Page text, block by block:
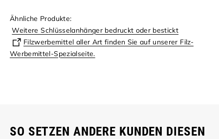
Ähnliche Produkte:
Weitere Schlüsselanhänger bedruckt oder bestickt
Filzwerbemittel aller Art finden Sie auf unserer Filz-
Werbemittel-Spezialseite.
SO SETZEN ANDERE KUNDEN DIESEN